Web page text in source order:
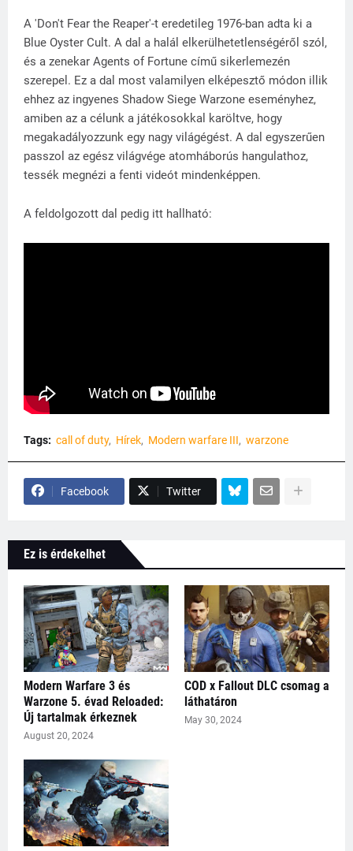
A 'Don't Fear the Reaper'-t eredetileg 1976-ban adta ki a
Blue Oyster Cult. A dal a halál elkerülhetetlenségéről szól,
és a zenekar Agents of Fortune című sikerlemezén
szerepel. Ez a dal most valamilyen elképesztő módon illik
ehhez az ingyenes Shadow Siege Warzone eseményhez,
amiben az a célunk a játékosokkal karöltve, hogy
megakadályozzunk egy nagy világégést. A dal egyszerűen
passzol az egész világvége atomháborús hangulathoz,
tessék megnézi a fenti videót mindenképpen.
A feldolgozott dal pedig itt hallható:
Tags: call of duty Hírek Modern warfare III warzone
Facebook Twitter
Ez is érdekelhet
Modern Warfare 3 és
Warzone 5. évad Reloaded:
Új tartalmak érkeznek
August 20, 2024
COD x Fallout DLC csomag a
láthatáron
May 30, 2024